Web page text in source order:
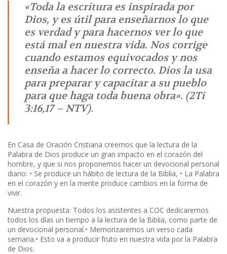
«Toda la escritura es inspirada por
Dios, y es útil para enseñarnos lo que
es verdad y para hacernos ver lo que
está mal en nuestra vida. Nos corrige
cuando estamos equivocados y nos
enseña a hacer lo correcto. Dios la usa
para preparar y capacitar a su pueblo
para que haga toda buena obra». (2Ti
3:16,17 – NTV).
En Casa de Oración Cristiana creemos que la lectura de la
Palabra de Dios produce un gran impacto en el corazón del
hombre, y que si nos proponemos hacer un devocional personal
diario: • Se produce un hábito de lectura de la Biblia, • La Palabra
en el corazón y en la mente produce cambios en la forma de
vivir.
Nuestra propuesta: Todos los asistentes a COC dedicaremos
todos los días un tiempo a la lectura de la Biblia, como parte de
un devocional personal.• Memorizaremos un verso cada
semana.• Esto va a producir fruto en nuestra vida por la Palabra
de Dios.